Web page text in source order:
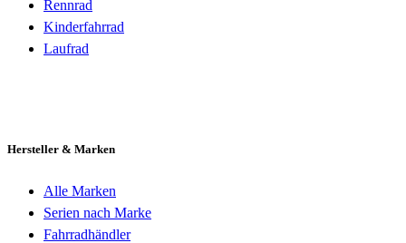
Rennrad
Kinderfahrrad
Laufrad
Hersteller & Marken
Alle Marken
Serien nach Marke
Fahrradhändler